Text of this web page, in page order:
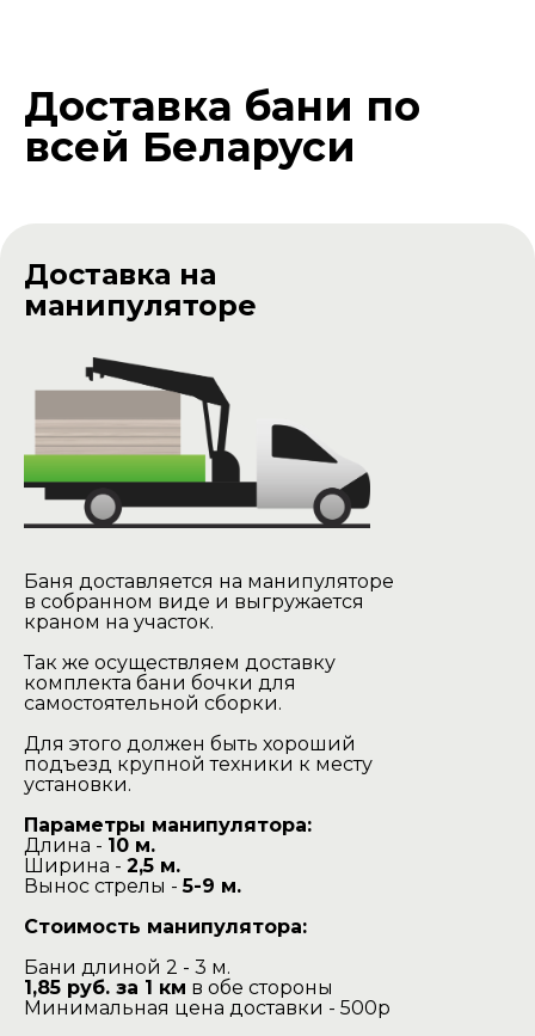
Доставка бани по
всей Беларуси
Доставка на
манипуляторе
Баня доставляется на манипуляторе
в собранном виде и выгружается
краном на участок.
Так же осуществляем доставку
комплекта бани бочки для
самостоятельной сборки.
Для этого должен быть хороший
подъезд крупной техники к месту
установки.
Параметры манипулятора:
Длина - 10 м.
Ширина - 2,5 м.
Вынос стрелы -5-9 м.
Стоимость манипулятора:
Бани длиной 2 - 3 м.
1,85 руб. за 1 км в обе стороны
Минимальная цена доставки - 500р